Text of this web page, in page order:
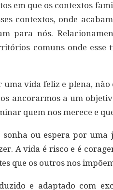
em que os contextos
contextos, onde
para nós.
comuns onde esse
uma vida feliz e plena,
ancorarmos a um
quem nos merece e
sonha ou espera por uma
A vida é risco e é
que os outros nos
e adaptado com